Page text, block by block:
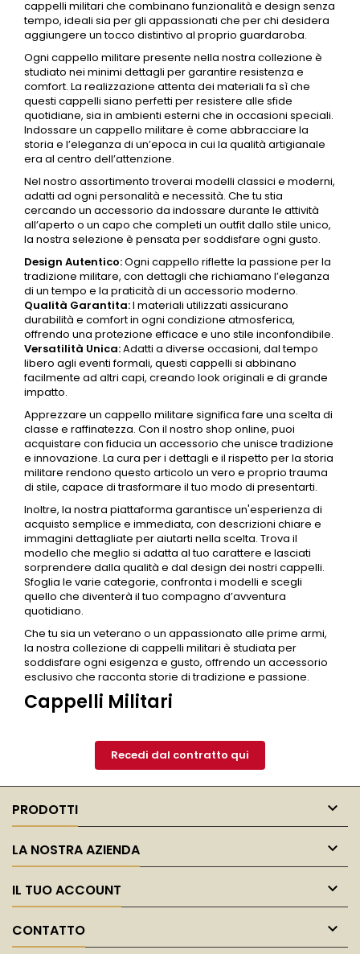
cappelli militari che combinano funzionalità e design senza
tempo, ideali sia per gli appassionati che per chi desidera
aggiungere un tocco distintivo al proprio guardaroba.
Ogni cappello militare presente nella nostra collezione è
studiato nei minimi dettagli per garantire resistenza e
comfort. La realizzazione attenta dei materiali fa sì che
questi cappelli siano perfetti per resistere alle sfide
quotidiane, sia in ambienti esterni che in occasioni speciali.
Indossare un cappello militare è come abbracciare la
storia e l’eleganza di un’epoca in cui la qualità artigianale
era al centro dell’attenzione.
Nel nostro assortimento troverai modelli classici e moderni,
adatti ad ogni personalità e necessità. Che tu stia
cercando un accessorio da indossare durante le attività
all’aperto o un capo che completi un outfit dallo stile unico,
la nostra selezione è pensata per soddisfare ogni gusto.
Design Autentico:Ogni cappello riflette la passione per la
tradizione militare, con dettagli che richiamano l’eleganza
di un tempo e la praticità di un accessorio moderno.
Qualità Garantita:I materiali utilizzati assicurano
durabilità e comfort in ogni condizione atmosferica,
offrendo una protezione efficace e uno stile inconfondibile.
Versatilità Unica:Adatti a diverse occasioni, dal tempo
libero agli eventi formali, questi cappelli si abbinano
facilmente ad altri capi, creando look originali e di grande
impatto.
Apprezzare un cappello militare significa fare una scelta di
classe e raffinatezza. Con il nostro shop online, puoi
acquistare con fiducia un accessorio che unisce tradizione
e innovazione. La cura per i dettagli e il rispetto per la storia
militare rendono questo articolo un vero e proprio trauma
di stile, capace di trasformare il tuo modo di presentarti.
Inoltre, la nostra piattaforma garantisce un'esperienza di
acquisto semplice e immediata, con descrizioni chiare e
immagini dettagliate per aiutarti nella scelta. Trova il
modello che meglio si adatta al tuo carattere e lasciati
sorprendere dalla qualità e dal design dei nostri cappelli.
Sfoglia le varie categorie, confronta i modelli e scegli
quello che diventerà il tuo compagno d’avventura
quotidiano.
Che tu sia un veterano o un appassionato alle prime armi,
la nostra collezione di cappelli militari è studiata per
soddisfare ogni esigenza e gusto, offrendo un accessorio
esclusivo che racconta storie di tradizione e passione.
Cappelli Militari
Recedi dal contratto qui
PRODOTTI 
LA NOSTRA AZIENDA 
IL TUO ACCOUNT 
CONTATTO 